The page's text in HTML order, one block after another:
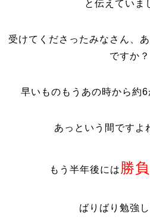
と伝えていま
受けてくださったみなさん、
ですか？
早いものもうあの時から約6
あっという間ですよ
もう半年後には 勝負
ばりばり勉強し